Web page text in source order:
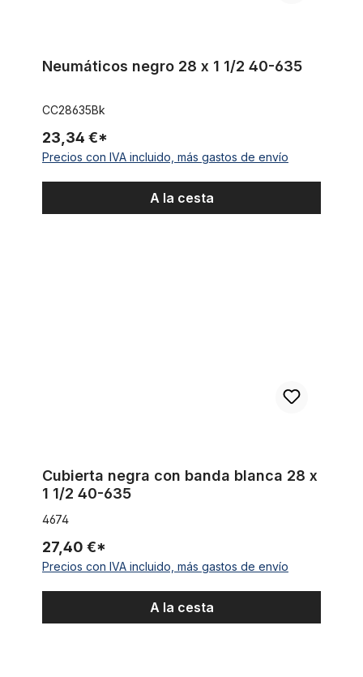
Neumáticos negro 28 x 1 1/2 40-635
CC28635Bk
23,34 €*
Precios con IVA incluido, más gastos de envío
A la cesta
Cubierta negra con banda blanca 28 x
1 1/2 40-635
4674
27,40 €*
Precios con IVA incluido, más gastos de envío
A la cesta